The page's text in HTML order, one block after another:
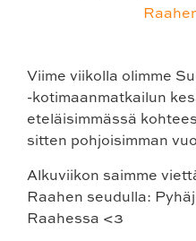
Viime viikolla olimme
-kotimaanmatkailun
eteläisimmässä
sitten pohjoisimman
Alkuviikon saimme
Raahen seudulla:
Raahessa <3